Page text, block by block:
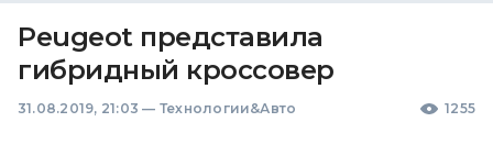
Peugeot представила
гибридный кроссовер
31.08.2019, 21:03 — Технологии&Авто 1255